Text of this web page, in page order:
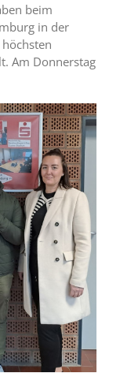
beim
in der
Am Donnerstag